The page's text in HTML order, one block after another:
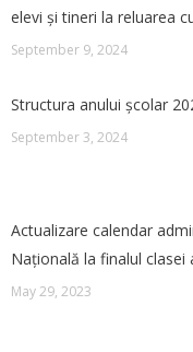
elevi și tineri la reluarea
September 9, 2024
Structura anului școlar
September 3, 2024
Actualizare calendar
Națională la finalul clasei
May 29, 2023